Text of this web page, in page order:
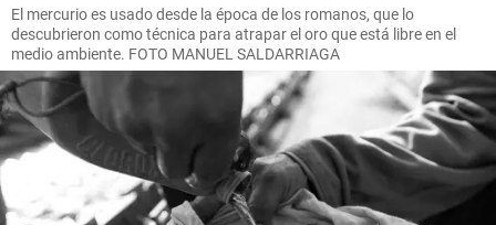
El mercurio es usado desde la época de los romanos, que lo
descubrieron como técnica para atrapar el oro que está libre en el
medio ambiente. FOTO MANUEL SALDARRIAGA